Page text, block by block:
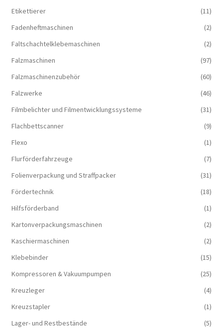
Etikettierer
(11)
Fadenheftmaschinen
(2)
Faltschachtelklebemaschinen
(2)
Falzmaschinen
(97)
Falzmaschinenzubehör
(60)
Falzwerke
(46)
Filmbelichter und Filmentwicklungssysteme
(31)
Flachbettscanner
(9)
Flexo
(1)
Flurförderfahrzeuge
(7)
Folienverpackung und Straffpacker
(31)
Fördertechnik
(18)
Hilfsförderband
(1)
Kartonverpackungsmaschinen
(2)
Kaschiermaschinen
(2)
Klebebinder
(15)
Kompressoren & Vakuum­pumpen
(25)
Kreuzleger
(4)
Kreuzstapler
(1)
Lager- und Restbestände
(5)